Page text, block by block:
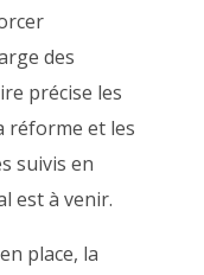
des
précise les
réforme et les
suivis en
est à venir.
place, la